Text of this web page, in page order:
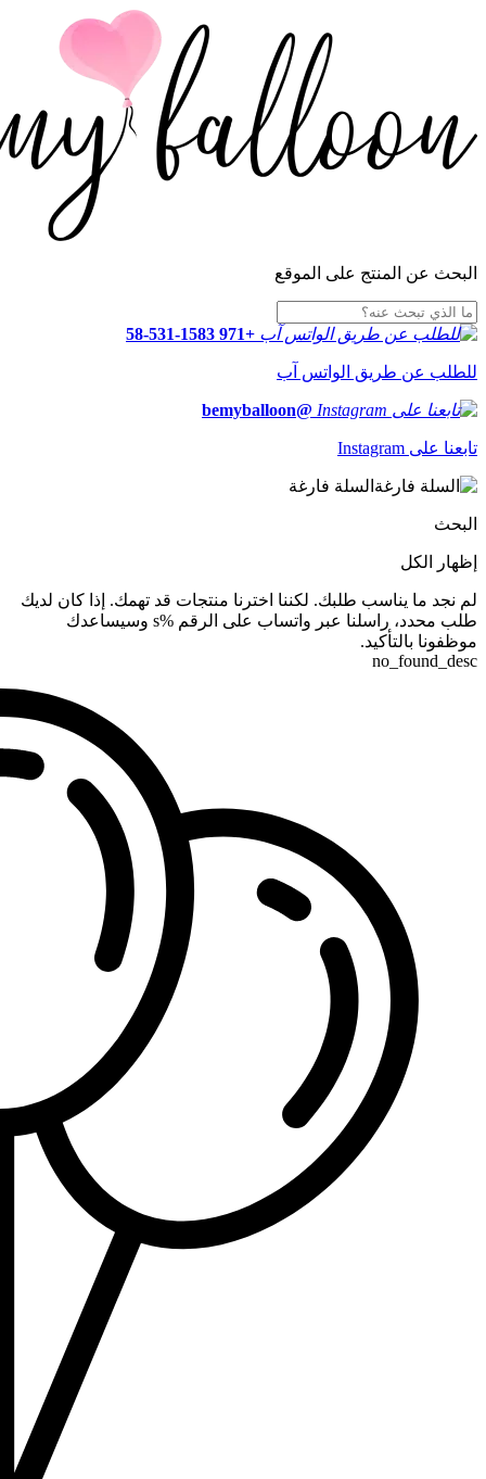
البحث عن المنتج على الموقع
+971 58-531-1583
للطلب عن طريق الواتس آب
@bemyballoon
تابعنا على Instagram
السلة فارغة
البحث
إظهار الكل
لم نجد ما يناسب طلبك. لكننا اخترنا منتجات قد تهمك. إذا كان لديك
طلب محدد، راسلنا عبر واتساب على الرقم %s وسيساعدك
موظفونا بالتأكيد.
no_found_desc